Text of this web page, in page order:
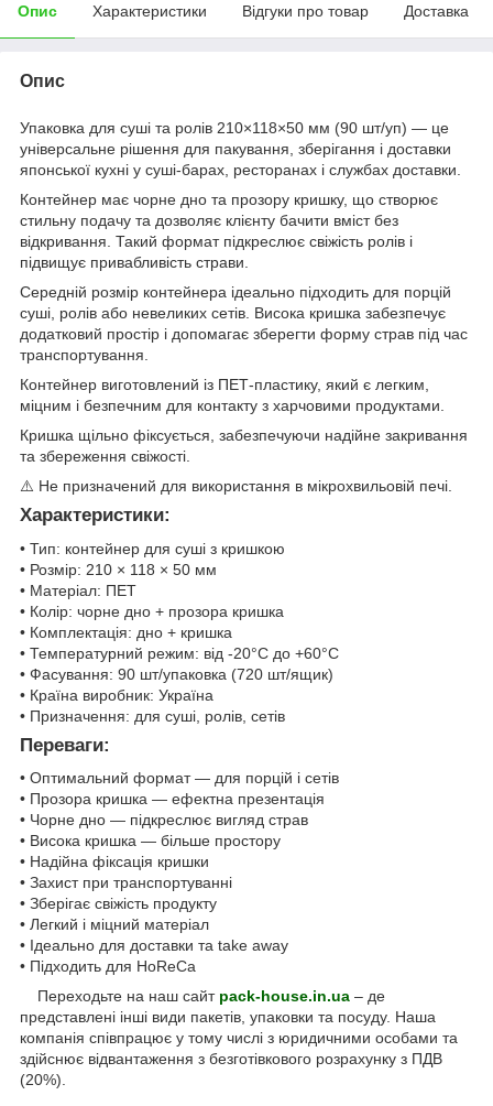
Опис Характеристики Відгуки про товар Доставка
Опис
Упаковка для суші та ролів 210×118×50 мм (90 шт/уп) — це
універсальне рішення для пакування, зберігання і доставки
японської кухні у суші-барах, ресторанах і службах доставки.
Контейнер має чорне дно та прозору кришку, що створює
стильну подачу та дозволяє клієнту бачити вміст без
відкривання. Такий формат підкреслює свіжість ролів і
підвищує привабливість страви.
Середній розмір контейнера ідеально підходить для порцій
суші, ролів або невеликих сетів. Висока кришка забезпечує
додатковий простір і допомагає зберегти форму страв під час
транспортування.
Контейнер виготовлений із ПЕТ-пластику, який є легким,
міцним і безпечним для контакту з харчовими продуктами.
Кришка щільно фіксується, забезпечуючи надійне закривання
та збереження свіжості.
⚠️ Не призначений для використання в мікрохвильовій печі.
Характеристики:
• Тип: контейнер для суші з кришкою
• Розмір: 210 × 118 × 50 мм
• Матеріал: ПЕТ
• Колір: чорне дно + прозора кришка
• Комплектація: дно + кришка
• Температурний режим: від -20°C до +60°C
• Фасування: 90 шт/упаковка (720 шт/ящик)
• Країна виробник: Україна
• Призначення: для суші, ролів, сетів
Переваги:
• Оптимальний формат — для порцій і сетів
• Прозора кришка — ефектна презентація
• Чорне дно — підкреслює вигляд страв
• Висока кришка — більше простору
• Надійна фіксація кришки
• Захист при транспортуванні
• Зберігає свіжість продукту
• Легкий і міцний матеріал
• Ідеально для доставки та take away
• Підходить для HoReCa
Переходьте на наш сайт pack-house.in.ua – де
представлені інші види пакетів, упаковки та посуду. Наша
компанія співпрацює у тому числі з юридичними особами та
здійснює відвантаження з безготівкового розрахунку з ПДВ
(20%).